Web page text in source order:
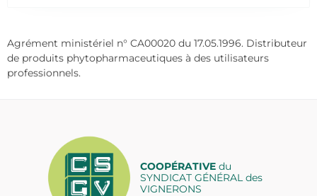
Agrément ministériel n° CA00020 du 17.05.1996. Distributeur
de produits phytopharmaceutiques à des utilisateurs
professionnels.
COOPÉRATIVEdu
SYNDICAT GÉNÉRAL des
VIGNERONS